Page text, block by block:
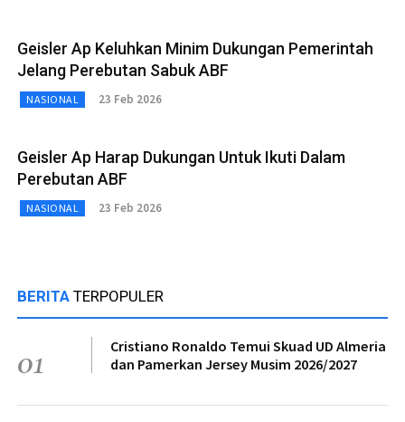
Geisler Ap Keluhkan Minim Dukungan Pemerintah
Jelang Perebutan Sabuk ABF
NASIONAL 23 Feb 2026
Geisler Ap Harap Dukungan Untuk Ikuti Dalam
Perebutan ABF
NASIONAL 23 Feb 2026
BERITA TERPOPULER
01
Cristiano Ronaldo Temui Skuad UD Almeria
dan Pamerkan Jersey Musim 2026/2027